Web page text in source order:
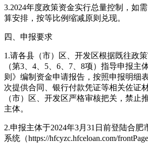
3.2024年度政策资金实行总量控制，如
算安排，按等比例缩减原则兑现。
四、申报要求
1.请各县（市）区、开发区根据既往政
（第3、4、5、6、7、8项）指导申报主
则》编制资金申请报告，按照申报明细
次提供合同、银行付款凭证等相关佐证
（市）区、开发区严格审核把关，禁止
主体。
2.申报主体于2024年3月31日前登陆合肥
系统（https://hfcyzc.hfceloan.com/